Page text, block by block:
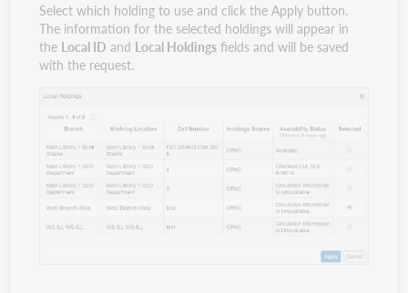
Select which holding to use and click the Apply button.
The information for the selected holdings will appear in
the Local ID and Local Holdings fields and will be saved
with the request.